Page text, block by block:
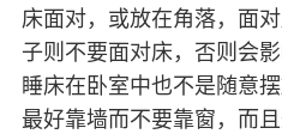
床面对，或放在角落，面
子则不要面对床，否则会影
睡床在卧室中也不是随意
最好靠墙而不要靠窗，而